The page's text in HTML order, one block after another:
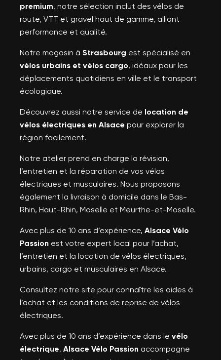
premium, notre sélection inclut des vélos de
route, VTT et gravel haut de gamme, alliant
performance et qualité.
Notre magasin à Strasbourg est spécialisé en
vélos urbains et vélos cargo, idéaux pour les
déplacements quotidiens en ville et le transport
écologique.
Découvrez aussi notre service de location de
vélos électriques en Alsace pour explorer la
région facilement.
Notre atelier prend en charge la révision,
l’entretien et la réparation de vos vélos
électriques et musculaires. Nous proposons
également la livraison à domicile dans le Bas-
Rhin, Haut-Rhin, Moselle et Meurthe-et-Moselle.
Avec plus de 10 ans d’expérience, Alsace Vélo
Passion est votre expert local pour l’achat,
l’entretien et la location de vélos électriques,
urbains, cargo et musculaires en Alsace.
Consultez notre site pour connaître les aides à
l’achat et les conditions de reprise de vélos
électriques.
Avec plus de 10 ans d’expérience dans le vélo
électrique, Alsace Vélo Passion accompagne